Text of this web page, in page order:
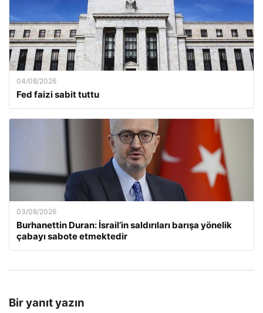
04/08/2026
Fed faizi sabit tuttu
03/08/2026
Burhanettin Duran: İsrail’in saldırıları barışa yönelik
çabayı sabote etmektedir
Bir yanıt yazın